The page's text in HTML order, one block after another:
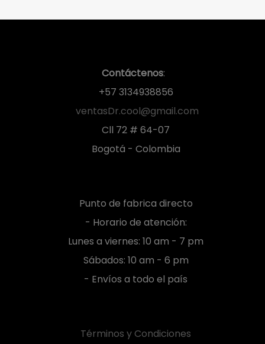
Contáctenos:
+57 3134938856
ventasDr.cool@gmail.com
Cll 72 # 64-07
Bogotá - Colombia
Punto de fabrica directo
- Horario de atención:
Lunes a viernes: 10 am - 7 pm
Sábados: 10 am - 6 pm
- Envíos a todo el país
Términos y Condiciones